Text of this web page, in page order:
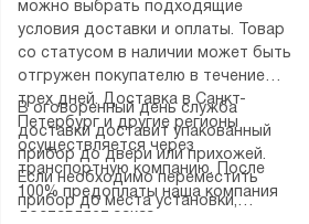
можно выбрать подходящие
условия доставки и оплаты. Товар
со статусом в наличии может быть
отгружен покупателю в течение
трех дней. Доставка в Санкт-
Петербург и другие регионы
осуществляется через
транспортную компанию. После
100% предоплаты наша компания
доставляет заказ
В оговоренный день служба
доставки доставит упакованный
прибор до двери или прихожей.
Если необходимо переместить
прибор до места установки,